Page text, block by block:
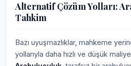
Alternatif Çözüm Yolları:
Tahkim
Bazı uyuşmazlıklar, mahkeme
yollarıyla daha hızlı ve düşük